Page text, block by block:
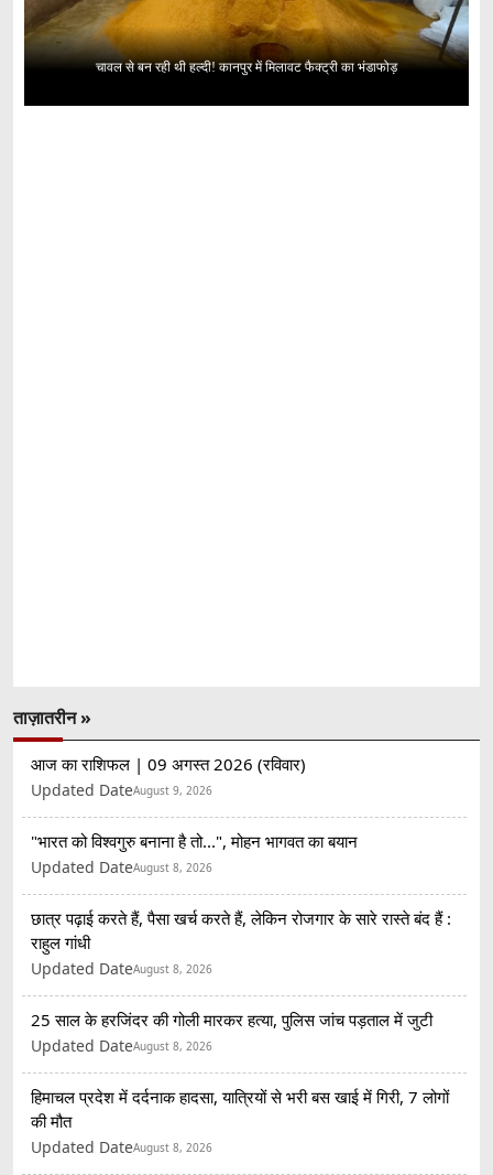
चावल से बन रही थी हल्दी! कानपुर में मिलावट फैक्ट्री का भंडाफोड़
ताज़ातरीन »
आज का राशिफल | 09 अगस्त 2026 (रविवार)
Updated DateAugust 9, 2026
"भारत को विश्वगुरु बनाना है तो...", मोहन भागवत का बयान
Updated DateAugust 8, 2026
छात्र पढ़ाई करते हैं, पैसा खर्च करते हैं, लेकिन रोजगार के सारे रास्ते बंद हैं :
राहुल गांधी
Updated DateAugust 8, 2026
25 साल के हरजिंदर की गोली मारकर हत्या, पुलिस जांच पड़ताल में जुटी
Updated DateAugust 8, 2026
हिमाचल प्रदेश में दर्दनाक हादसा, यात्रियों से भरी बस खाई में गिरी, 7 लोगों
की मौत
Updated DateAugust 8, 2026